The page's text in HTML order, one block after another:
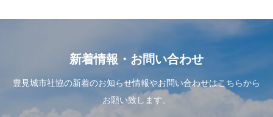
新着情報・お問い合わせ
豊見城市社協の新着のお知らせ情報やお問い合わせはこちらから
お願い致します。